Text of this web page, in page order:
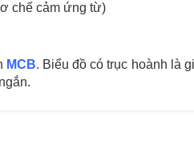
chế cảm ứng từ)
MCB. Biểu đồ có trục hoành là